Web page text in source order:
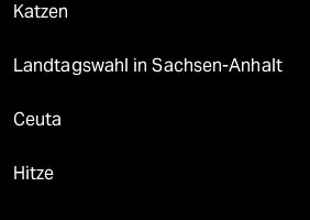
Katzen
Landtagswahl in Sachsen-Anhalt
Ceuta
Hitze